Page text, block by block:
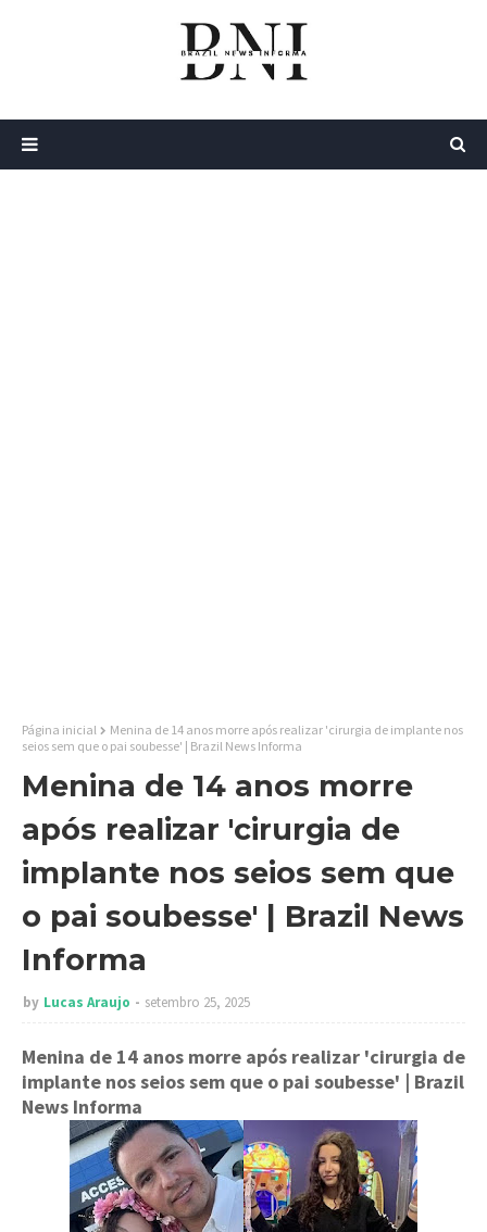
Página inicial
Menina de 14 anos morre após realizar 'cirurgia de implante nos
seios sem que o pai soubesse' | Brazil News Informa
Menina de 14 anos morre
após realizar 'cirurgia de
implante nos seios sem que
o pai soubesse' | Brazil News
Informa
by Lucas Araujo setembro 25, 2025
Menina de 14 anos morre após realizar 'cirurgia de
implante nos seios sem que o pai soubesse' | Brazil
News Informa